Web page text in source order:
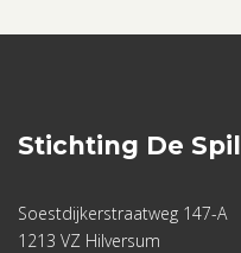
Stichting De Spil
Soestdijkerstraatweg 147-A
1213 VZ Hilversum